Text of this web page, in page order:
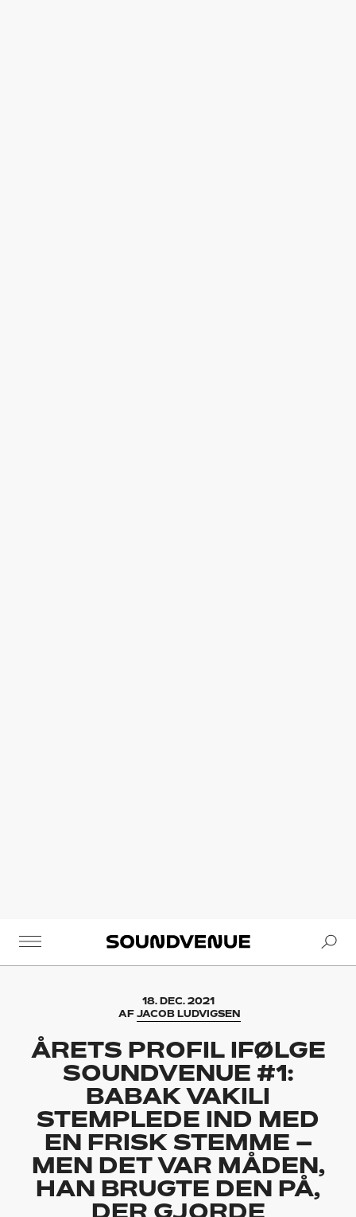
Soundvenue
18. DEC. 2021
AFJACOB LUDVIGSEN
ÅRETS PROFIL IFØLGE
SOUNDVENUE #1:
BABAK VAKILI
STEMPLEDE IND MED
EN FRISK STEMME –
MEN DET VAR MÅDEN,
HAN BRUGTE DEN PÅ,
DER GJORDE